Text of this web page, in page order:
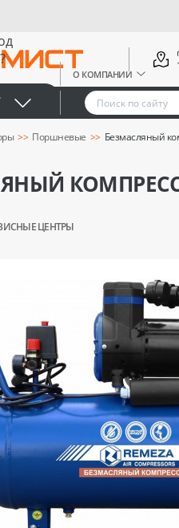
О КОМПАНИИ
Поршневые Безмасляный
ЦЕНТРЫ